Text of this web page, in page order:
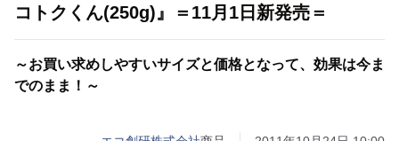
コトクくん(250g)』＝11月1日新発売＝
～お買い求めしやすいサイズと価格となって、効果は今ま
でのまま！～